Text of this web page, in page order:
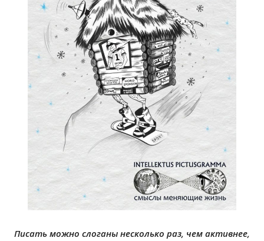
Писать можно слоганы несколько раз, чем активнее,